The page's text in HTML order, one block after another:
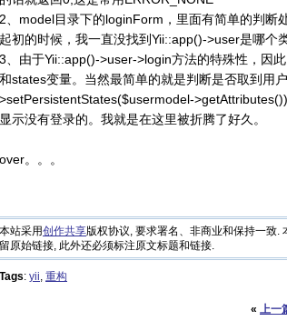
2、model目录下的loginForm，里面有简单的判断
起初的时候，我一直没找到Yii::app()->user是哪个类
3、由于Yii::app()->user->login方法的特殊性，因
和states变量。当然最简单的就是判断是否取到用
>setPersistentStates($usermodel-
显示没有登录的。我就是在这里被折腾了好久。
over。。。
本站采用创作共享版权协议, 要求署名、非商业和保持一致.
留原始链接, 此外还必须标注原文标题和链接.
Tags: yii, 重构
« 上一